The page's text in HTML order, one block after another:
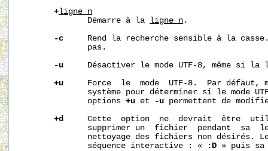
+ ligne_n
              Démarre à la
ligne_n .
-c
Rend la recherche sensible à la
              pas.
-u
Désactiver le mode UTF-8, même si la
+u
Force  le  mode  UTF-8.  Par défaut,
système pour déterminer si le mode
              options
+u et -u permettent de
+d
Cette  option  ne  devrait  être
supprimer un  fichier  pendant  sa
nettoyage des fichiers non désirés.
              séquence interactive : «
:D » puis